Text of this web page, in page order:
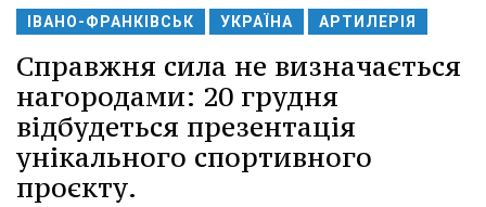
ІВАНО-ФРАНКІВСЬК УКРАЇНА АРТИЛЕРІЯ
Справжня сила не визначається
нагородами: 20 грудня
відбудеться презентація
унікального спортивного
проєкту.